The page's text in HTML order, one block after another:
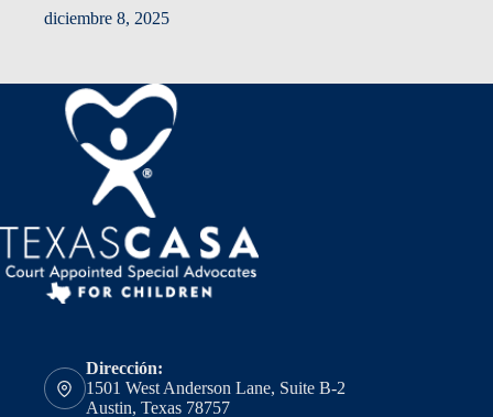
diciembre 8, 2025
Dirección:
1501 West Anderson Lane, Suite B-2
Austin, Texas 78757